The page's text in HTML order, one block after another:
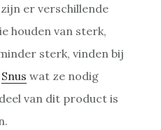
er verschillende
houden van sterk,
sterk, vinden bij
Snus wat ze nodig
van dit product is